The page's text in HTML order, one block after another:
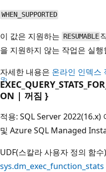
WHEN_SUPPORTED
이 값은 지원하는 RESUMABLE
을 지원하지 않는 작업은 실
자세한 내용은 온라인 인덱스
ON | 꺼짐 }
적용: SQL Server
및 Azure SQL Managed
UDF(스칼라 사용자 정의 함
sys.dm_exec_function_stats